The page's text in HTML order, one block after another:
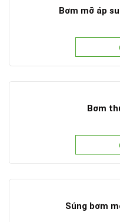
Bơm mỡ áp
Bơm
Súng bơm